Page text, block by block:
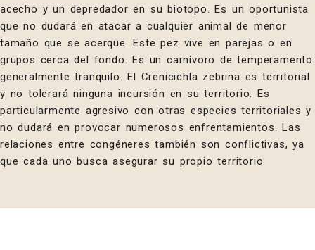
acecho y un depredador en su biotopo. Es un oportunista
que no dudará en atacar a cualquier animal de menor
tamaño que se acerque. Este pez vive en parejas o en
grupos cerca del fondo. Es un carnívoro de temperamento
generalmente tranquilo. El Crenicichla zebrina es territorial
y no tolerará ninguna incursión en su territorio. Es
particularmente agresivo con otras especies territoriales y
no dudará en provocar numerosos enfrentamientos. Las
relaciones entre congéneres también son conflictivas, ya
que cada uno busca asegurar su propio territorio.